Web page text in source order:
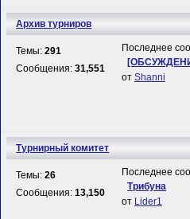
Архив турниров
Темы:291
Сообщения:31,551
Последнее
от Shanni
Турнирный комитет
Темы:26
Сообщения:13,150
Последнее
Трибуна
от Lider1